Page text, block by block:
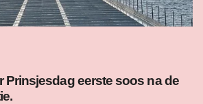
Prinsjesdag eerste soos na de